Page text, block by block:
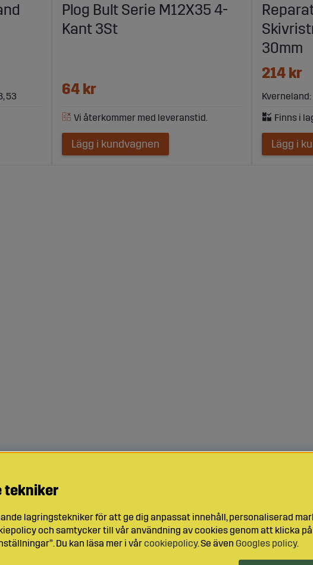
53
Plog Bult Serie M12X35 4-
Kant 3St
64 kr
Lägg i kundvagnen
30mm
214 kr
Kverneland:
Lägg i
tekniker
lagringstekniker för att ge dig anpassat innehåll, personaliserad
och samtycker till vår användning av cookies genom att klicka
Du kan läsa mer i vårcookiepolicy. Se även Googles policy.